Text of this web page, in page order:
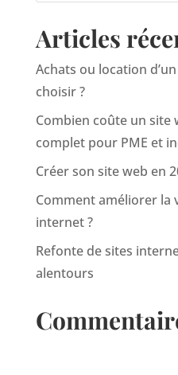
Articles
Achats ou location
choisir ?
Combien coûte un site
complet pour PME et
Créer son site web en
Comment améliorer la
internet ?
Refonte de sites
alentours